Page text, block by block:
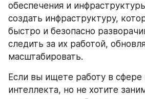
обеспечения и
создать инфраструктуру,
быстро и безопасно
следить за их работой,
масштабировать.
Если вы ищете работу в сфере
интеллекта, но не хотите